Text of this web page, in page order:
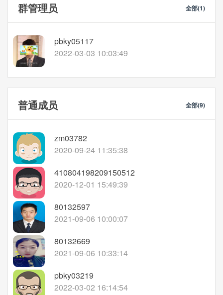
群管理员 全部(1)
pbky05117
2022-03-03 10:03:49
普通成员 全部(9)
zm03782
2020-09-24 11:35:38
410804198209150512
2020-12-01 15:49:39
80132597
2021-09-06 10:00:07
80132669
2021-09-06 10:33:14
pbky03219
2022-03-02 16:14:54